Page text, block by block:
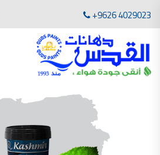
+9626 4029023
تأسست صناعة دهانات القدس في عام 1994. وقد بدأت بخطين
، معجون الجدران
صناعة
دهانات, أنواع الدهانات, أنواع
أنواع الدهانات بالصور, أنواع الدهانات المنزلية,